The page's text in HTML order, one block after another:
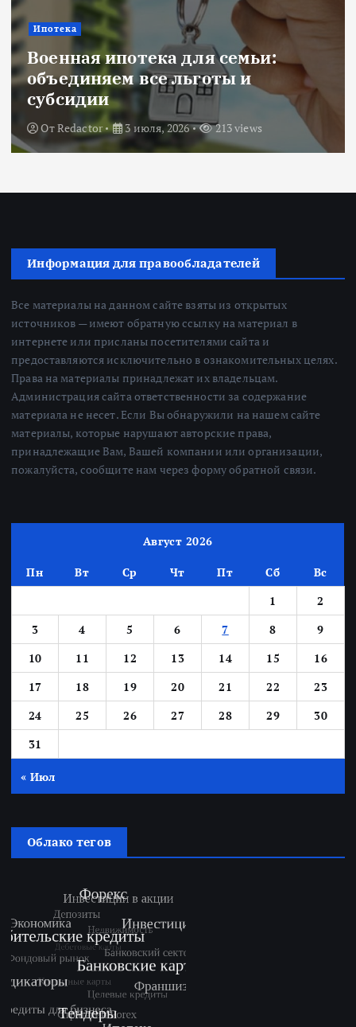
Ипотека
Военная ипотека для семьи:
объединяем все льготы и
субсидии
ОтRedactor 3 июля, 2026 213 views
Информация для правообладателей
Все материалы на данном сайте взяты из открытых
источников — имеют обратную ссылку на материал в
интернете или присланы посетителями сайта и
предоставляются исключительно в ознакомительных целях.
Права на материалы принадлежат их владельцам.
Администрация сайта ответственности за содержание
материала не несет. Если Вы обнаружили на нашем сайте
материалы, которые нарушают авторские права,
принадлежащие Вам, Вашей компании или организации,
пожалуйста, сообщите нам через форму обратной связи.
Август 2026
Пн Вт Ср Чт Пт Сб
Вс
1
2
3
4 5 6 7 8
9
10
11 12 13 14 15
16
17
18 19 20 21 22
23
24
25 26 27 28 29
30
31
« Июл
Облако тегов